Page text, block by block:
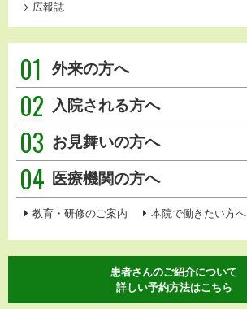
広報誌
01 外来の方へ
02 入院される方へ
03 お見舞いの方へ
04 医療機関の方へ
教育・研修のご案内 本院で働きたい方へ
患者さんのご紹介について
詳しい予約方法はこちら